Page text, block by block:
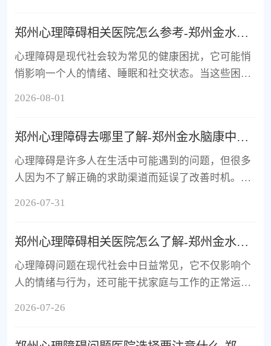
郑州心理障碍相关医院怎么参考-郑州金水脑康中医院-39健康网
心理障碍是现代社会较为常见的健康困扰，它可能悄
悄影响一个人的情绪、睡眠和社交状态。当这些困扰
2026-08-01
郑州心理障碍去哪里了解-郑州金水脑康中医院-39健康网
心理障碍是许多人在生活中可能遇到的问题，但很多
人因为不了解正确的求助渠道而延误了改善时机。郑
2026-07-31
郑州心理障碍相关医院怎么了解-郑州金水脑康中医院-39健康网
心理障碍问题在现代社会中日益常见，它不仅影响个
人的情绪与行为，还可能干扰家庭与工作的正常运
2026-07-26